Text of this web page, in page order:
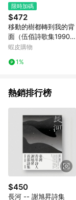
限時加碼
$472
移動的樹都轉到我的背
面（伍佰詩歌集1990-
2026）【優質新書】
蝦皮購物
1%
熱銷排行榜
$450
長河 -- 謝旭昇詩集